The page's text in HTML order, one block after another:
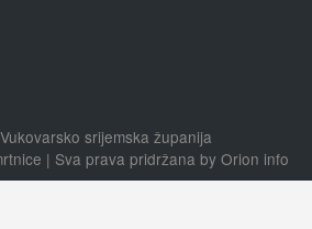
srijemska županija
| Sva prava pridržana by Orion info